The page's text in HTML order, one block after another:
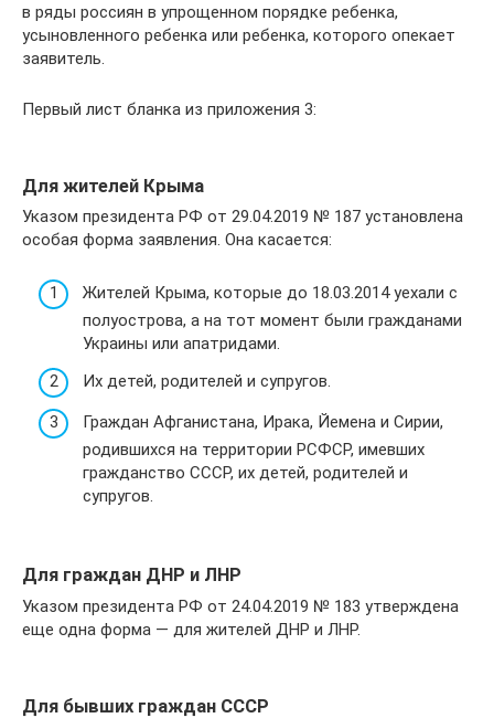
в ряды россиян в упрощенном порядке ребенка,
усыновленного ребенка или ребенка, которого опекает
заявитель.
Первый лист бланка из приложения 3:
Для жителей Крыма
Указом президента РФ от 29.04.2019 № 187 установлена
особая форма заявления. Она касается:
Жителей Крыма, которые до 18.03.2014 уехали с
полуострова, а на тот момент были гражданами
Украины или апатридами.
Их детей, родителей и супругов.
Граждан Афганистана, Ирака, Йемена и Сирии,
родившихся на территории РСФСР, имевших
гражданство СССР, их детей, родителей и
супругов.
Для граждан ДНР и ЛНР
Указом президента РФ от 24.04.2019 № 183 утверждена
еще одна форма — для жителей ДНР и ЛНР.
Для бывших граждан СССР